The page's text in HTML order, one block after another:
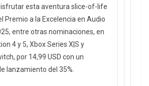
esta aventura slice-of-life
Premio a la Excelencia en Audio
entre otras nominaciones, en
4 y 5, Xbox Series X|S y
por 14,99 USD con un
lanzamiento del 35%.